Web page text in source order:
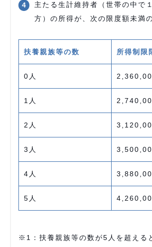
主たる生計維持者（世帯の中で
方）の所得が、次の限度額未満
扶養親族等の数 所得制限
0人
1人
2人
3人
4人
5人
※1：扶養親族等の数が5人を超える